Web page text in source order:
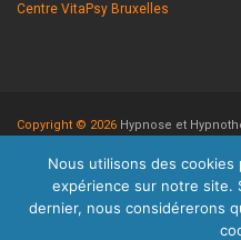
Centre VitaPsy Bruxelles
Copyright © 2026 Hypnose et
Powered by
Privium – Des services
psychologues, psychotherapeutes et
RGPD - Politique de Protection de la
Nous utilisons des cookies
expérience sur notre site.
dernier, nous considérerons